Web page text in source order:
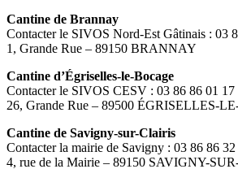
Cantine de Brannay
Contacter le SIVOS Nord-Est Gâtinais : 03
1, Grande Rue – 89150 BRANNAY
Cantine d’Égriselles-le-Bocage
Contacter le SIVOS CESV : 03 86 86 01 17
26, Grande Rue – 89500 ÉGRISELLES-
Cantine de Savigny-sur-Clairis
Contacter la mairie de Savigny : 03 86 86
4, rue de la Mairie – 89150 SAVIGNY-